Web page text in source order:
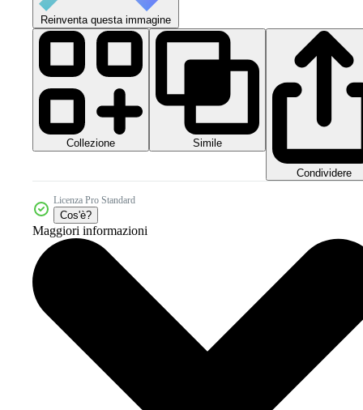
Reinventa questa immagine
Collezione Simile
Condividere
Licenza Pro Standard
Cos'è?
Maggiori informazioni